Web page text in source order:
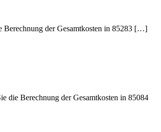
Berechnung der Gesamtkosten in 85283 […]
die Berechnung der Gesamtkosten in 85084